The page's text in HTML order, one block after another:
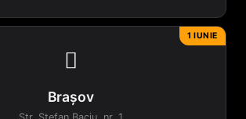
1 IUNIE

Brașov